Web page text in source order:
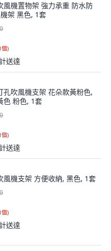
風機置物架 強力承重 防水防
架 黑色, 1套
個)
送達
孔吹風機支架 花朵款黃粉色,
色 粉色, 1套
個)
送達
風機支架 方便收納, 黑色, 1套
個)
送達